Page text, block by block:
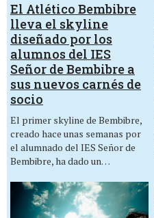
El Atlético Bembibre
lleva el skyline
diseñado por los
alumnos del IES
Señor de Bembibre a
sus nuevos carnés de
socio
El primer skyline de Bembibre,
creado hace unas semanas por
el alumnado del IES Señor de
Bembibre, ha dado un…